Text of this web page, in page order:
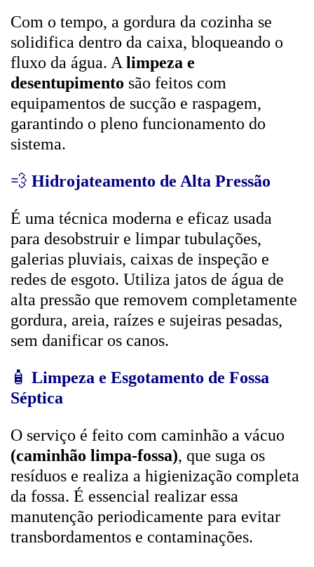
Com o tempo, a gordura da cozinha se
solidifica dentro da caixa, bloqueando o
fluxo da água. A limpeza e
desentupimento são feitos com
equipamentos de sucção e raspagem,
garantindo o pleno funcionamento do
sistema.
💨 Hidrojateamento de Alta Pressão
É uma técnica moderna e eficaz usada
para desobstruir e limpar tubulações,
galerias pluviais, caixas de inspeção e
redes de esgoto. Utiliza jatos de água de
alta pressão que removem completamente
gordura, areia, raízes e sujeiras pesadas,
sem danificar os canos.
🧴 Limpeza e Esgotamento de Fossa
Séptica
O serviço é feito com caminhão a vácuo
(caminhão limpa-fossa), que suga os
resíduos e realiza a higienização completa
da fossa. É essencial realizar essa
manutenção periodicamente para evitar
transbordamentos e contaminações.